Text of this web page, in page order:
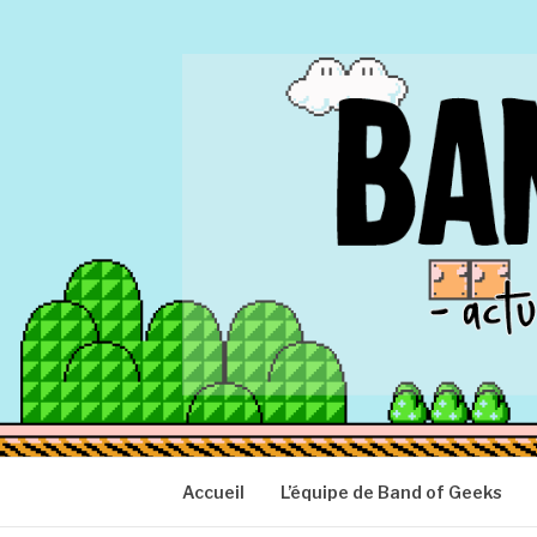
BAND OF
Actu Geek d'hier et d'aujourd'hui
Accueil L’équipe de Band of Geeks